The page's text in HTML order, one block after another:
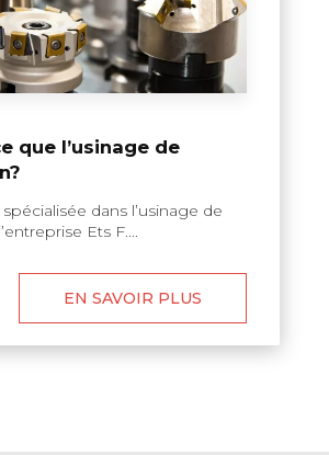
que l’usinage de
dans l’usinage de
Ets F....
EN SAVOIR PLUS